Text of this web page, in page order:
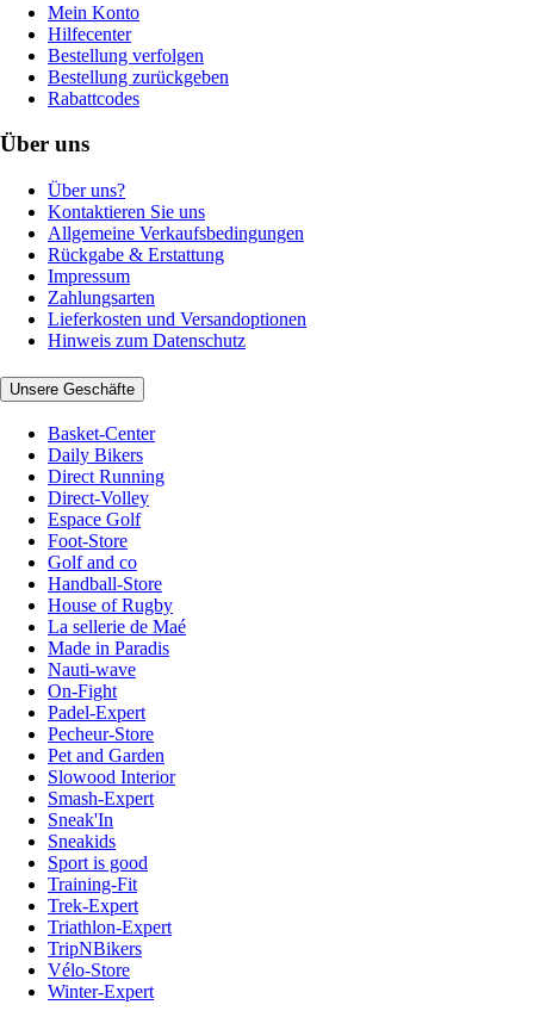
Mein Konto
Hilfecenter
Bestellung verfolgen
Bestellung zurückgeben
Rabattcodes
Über uns
Über uns?
Kontaktieren Sie uns
Allgemeine Verkaufsbedingungen
Rückgabe & Erstattung
Impressum
Zahlungsarten
Lieferkosten und Versandoptionen
Hinweis zum Datenschutz
Unsere Geschäfte
Basket-Center
Daily Bikers
Direct Running
Direct-Volley
Espace Golf
Foot-Store
Golf and co
Handball-Store
House of Rugby
La sellerie de Maé
Made in Paradis
Nauti-wave
On-Fight
Padel-Expert
Pecheur-Store
Pet and Garden
Slowood Interior
Smash-Expert
Sneak'In
Sneakids
Sport is good
Training-Fit
Trek-Expert
Triathlon-Expert
TripNBikers
Vélo-Store
Winter-Expert